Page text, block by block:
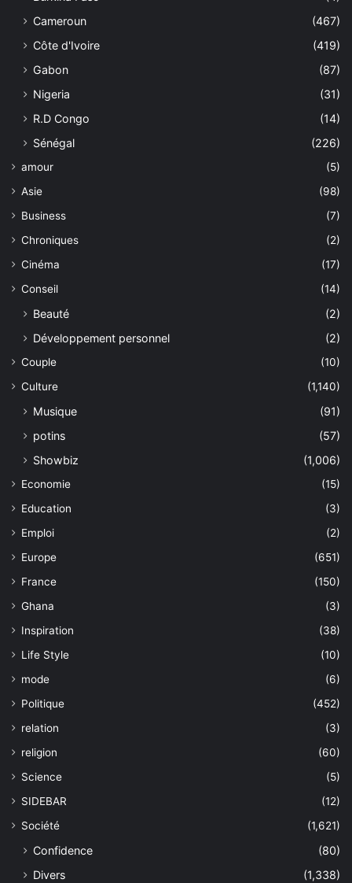
Cameroun
(467)
Côte d'Ivoire
(419)
Gabon
(87)
Nigeria
(31)
R.D Congo
(14)
Sénégal
(226)
amour
(5)
Asie
(98)
Business
(7)
Chroniques
(2)
Cinéma
(17)
Conseil
(14)
Beauté
(2)
Développement personnel
(2)
Couple
(10)
Culture
(1,140)
Musique
(91)
potins
(57)
Showbiz
(1,006)
Economie
(15)
Education
(3)
Emploi
(2)
Europe
(651)
France
(150)
Ghana
(3)
Inspiration
(38)
Life Style
(10)
mode
(6)
Politique
(452)
relation
(3)
religion
(60)
Science
(5)
SIDEBAR
(12)
Société
(1,621)
Confidence
(80)
Divers
(1,338)